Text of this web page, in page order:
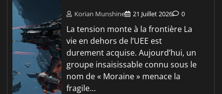
Korian Munshine 21 Juillet 2026 0
La tension monte à la frontière La
vie en dehors de l’UEE est
durement acquise. Aujourd’hui, un
groupe insaisissable connu sous le
nom de « Moraine » menace la
fragile…